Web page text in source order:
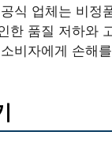
식 업체는 비정
한 품질 저하와
비자에게 손해